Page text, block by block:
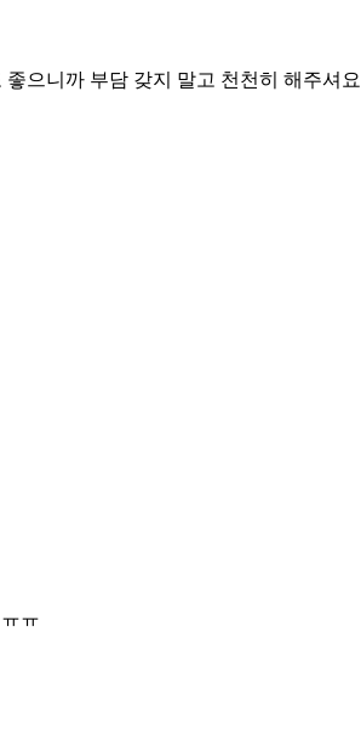
좋으니까 부담 갖지 말고 천천히 해주셔
ㅠ